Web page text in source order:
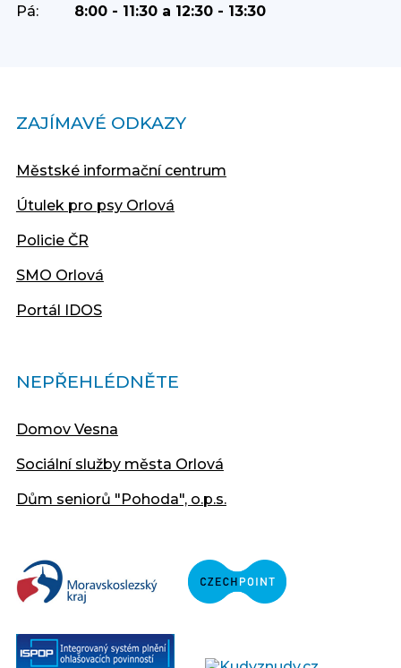
Pá:
8:00 - 11:30 a 12:30 - 13:30
ZAJÍMAVÉ ODKAZY
Městské informační centrum
Útulek pro psy Orlová
Policie ČR
SMO Orlová
Portál IDOS
NEPŘEHLÉDNĚTE
Domov Vesna
Sociální služby města Orlová
Dům seniorů "Pohoda", o.p.s.